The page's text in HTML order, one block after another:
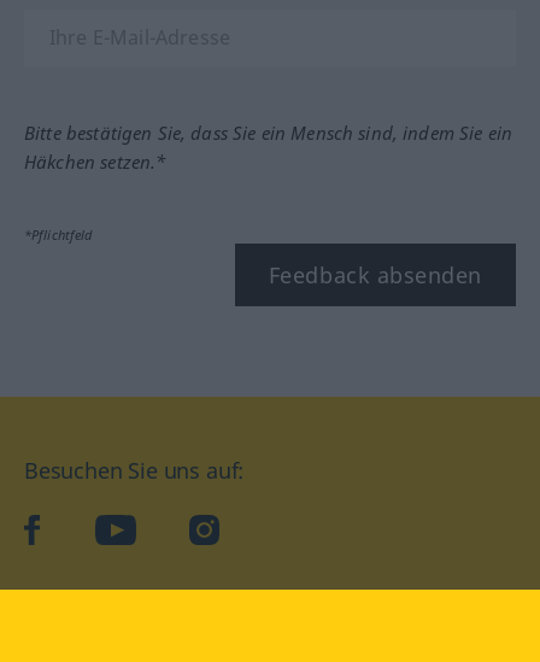
Bitte bestätigen Sie, dass Sie ein Mensch sind, indem Sie ein
Häkchen setzen.*
*Pflichtfeld
Feedback absenden
Besuchen Sie uns auf:
facebookYouTube Instagram